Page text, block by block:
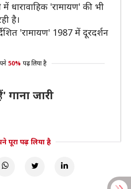
धारावाहिक 'रामायण' की भी
है।
'रामायण' 1987 में दूरदर्शन
50% पढ़ लिया है
जारी
पूरा पढ़ लिया है